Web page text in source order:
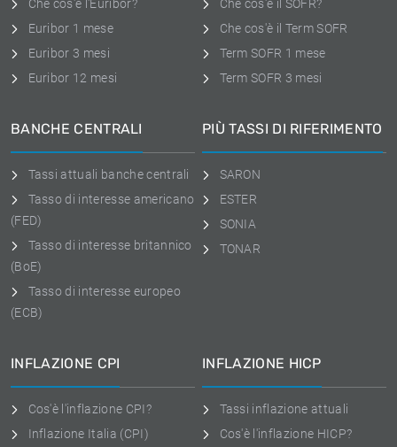
Che cos'è l'Euribor?
Euribor 1 mese
Euribor 3 mesi
Euribor 12 mesi
Che cos'è il SOFR?
Che cos'è il Term SOFR
Term SOFR 1 mese
Term SOFR 3 mesi
BANCHE CENTRALI
Tassi attuali banche centrali
Tasso di interesse americano
(FED)
Tasso di interesse britannico
(BoE)
Tasso di interesse europeo
(ECB)
PIÙ TASSI DI RIFERIMENTO
SARON
ESTER
SONIA
TONAR
INFLAZIONE CPI
Cos'è l'inflazione CPI?
Inflazione Italia (CPI)
INFLAZIONE HICP
Tassi inflazione attuali
Cos'è l'inflazione HICP?